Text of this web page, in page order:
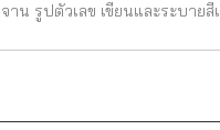
าน รูปตัวเลข เขียนและระบาย